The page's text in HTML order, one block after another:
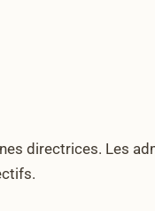
directrices. Les